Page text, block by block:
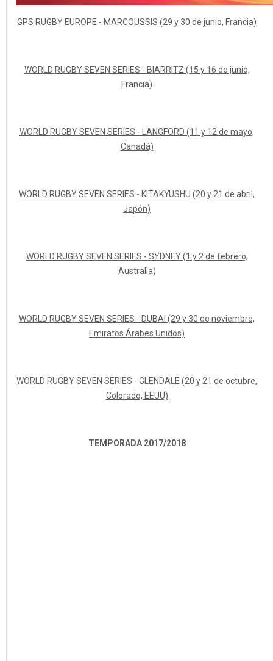
GPS RUGBY EUROPE - MARCOUSSIS (29 y 30 de junio, Francia)
WORLD RUGBY SEVEN SERIES - BIARRITZ (15 y 16 de junio,
Francia)
WORLD RUGBY SEVEN SERIES - LANGFORD (11 y 12 de mayo,
Canadá)
WORLD RUGBY SEVEN SERIES - KITAKYUSHU (20 y 21 de abril,
Japón)
WORLD RUGBY SEVEN SERIES - SYDNEY (1 y 2 de febrero,
Australia)
WORLD RUGBY SEVEN SERIES - DUBAI (29 y 30 de noviembre,
Emiratos Árabes Unidos)
WORLD RUGBY SEVEN SERIES - GLENDALE (20 y 21 de octubre,
Colorado, EEUU)
TEMPORADA 2017/2018